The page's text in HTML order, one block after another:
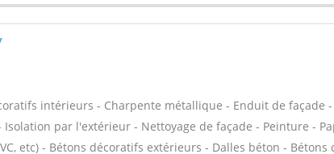
intérieurs - Charpente métallique - Enduit de façade
Isolation par l'extérieur - Nettoyage de façade - Peinture -
etc) - Bétons décoratifs extérieurs - Dalles béton - Bétons